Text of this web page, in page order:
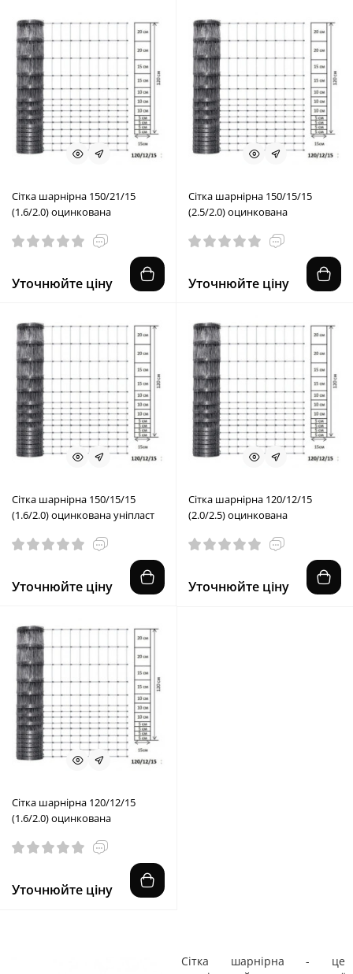
Сітка шарнірна 150/21/15
(1.6/2.0) оцинкована
Уточнюйте ціну
Сітка шарнірна 150/15/15
(2.5/2.0) оцинкована
Уточнюйте ціну
Сітка шарнірна 150/15/15
(1.6/2.0) оцинкована уніпласт
Уточнюйте ціну
Сітка шарнірна 120/12/15
(2.0/2.5) оцинкована
Уточнюйте ціну
Сітка шарнірна 120/12/15
(1.6/2.0) оцинкована
Уточнюйте ціну
Сітка шарнірна - це